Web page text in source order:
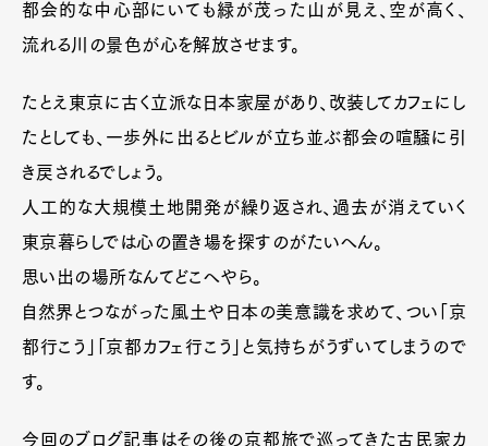
都会的な中心部にいても緑が茂った山が見え、空が高く、
流れる川の景色が心を解放させます。
たとえ東京に古く立派な日本家屋があり、改装してカフェにし
たとしても、一歩外に出るとビルが立ち並ぶ都会の喧騒に引
き戻されるでしょう。
人工的な大規模土地開発が繰り返され、過去が消えていく
東京暮らしでは心の置き場を探すのがたいへん。
思い出の場所なんてどこへやら。
自然界とつながった風土や日本の美意識を求めて、つい「京
都行こう」「京都カフェ行こう」と気持ちがうずいてしまうので
す。
今回のブログ記事はその後の京都旅で巡ってきた古民家カ